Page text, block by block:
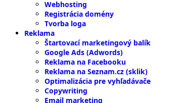
Webhosting
Registrácia domény
Tvorba loga
Reklama
Štartovací marketingový balík
Google Ads (Adwords)
Reklama na Facebooku
Reklama na Seznam.cz (sklik)
Optimalizácia pre vyhľadávače
Copywriting
Email marketing